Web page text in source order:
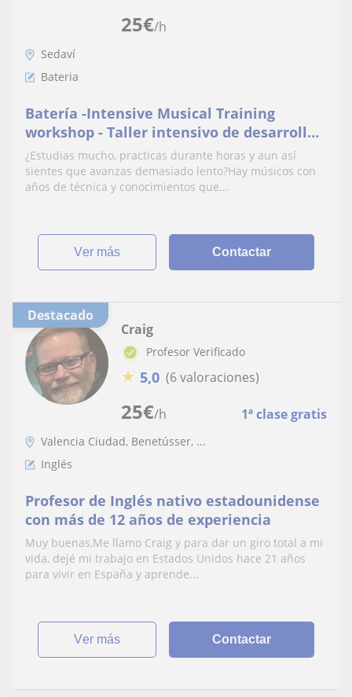
25€/h
Sedaví
Bateria
Batería -Intensive Musical Training
workshop - Taller intensivo de desarrollo
de habilidades del Bateria
¿Estudias mucho, practicas durante horas y aun así
sientes que avanzas demasiado lento?Hay músicos con
años de técnica y conocimientos que...
ver más Contactar
Destacado
25€/h 1ª clase gratis
Craig
Profesor Verificado
★ 5,0 (6 valoraciones)
Valencia Ciudad, Benetússer, ...
Inglés
Profesor de Inglés nativo estadounidense
con más de 12 años de experiencia
Muy buenas,Me llamo Craig y para dar un giro total a mi
vida, dejé mi trabajo en Estados Unidos hace 21 años
para vivir en España y aprende...
ver más Contactar